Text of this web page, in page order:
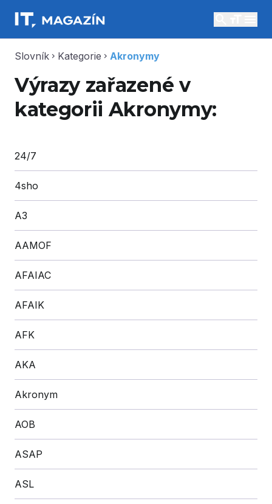
Slovník chevron_right Kategorie chevron_right Akronymy
Výrazy zařazené v
kategorii Akronymy:
24/7
4sho
A3
AAMOF
AFAIAC
AFAIK
AFK
AKA
Akronym
AOB
ASAP
ASL